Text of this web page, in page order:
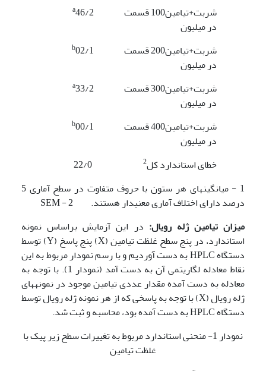
شربت+تیامین100 قسمت
در میلیون
a46/2
شربت+تیامین200 قسمت
در میلیون
b02/1
شربت+تیامین300 قسمت
در میلیون
a33/2
شربت+تیامین400 قسمت
در میلیون
b00/1
خطای استاندارد کل2
22/0
1 - میانگین­های هر ستون با حروف متفاوت در سطح آماری 5
درصد دارای اختلاف آماری معنی­دار هستند. 2 - SEM
میزان تیامین ژله رویال: در این آزمایش براساس نمونه
استاندارد، در پنج سطح غلظت تیامین (X) پنج پاسخ­ (Y) توسط
دستگاه HPLC به دست آوردیم و با رسم نمودار مربوط به این
نقاط معادله لگاریتمی آن به دست آمد (نمودار 1). با توجه به
معادله به دست آمده مقدار عددی تیامین موجود در نمونه­های
ژله رویال (X) با توجه به پاسخی که از هر نمونه ژله رویال توسط
دستگاه HPLC به دست آمده بود، محاسبه و ثبت شد.
نمودار 1- منحنی استاندارد مربوط به تغییرات سطح زیر پیک با
غلظت تیامین